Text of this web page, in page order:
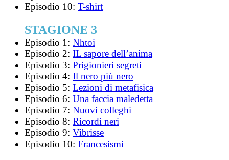
Episodio 10: T-shirt
STAGIONE 3
Episodio 1: Nhtoi
Episodio 2: IL sapore dell’anima
Episodio 3: Prigionieri segreti
Episodio 4: Il nero più nero
Episodio 5: Lezioni di metafisica
Episodio 6: Una faccia maledetta
Episodio 7: Nuovi colleghi
Episodio 8: Ricordi neri
Episodio 9: Vibrisse
Episodio 10: Francesismi